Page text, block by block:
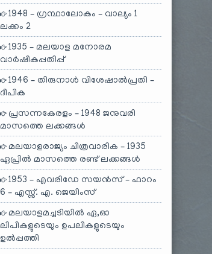
1948 – ഗ്രന്ഥാലോകം – വാല്യം 1
ലക്കം 2
1935 – മലയാള മനോരമ
വാർഷികപ്പതിപ്പ്
1946 – തിരുനാൾ വിശേഷാൽപ്രതി –
ദീപിക
പ്രസന്നകേരളം – 1948 ജനുവരി
മാസത്തെ ലക്കങ്ങൾ
മലയാളരാജ്യം ചിത്രവാരിക – 1935
ഏപ്രിൽ മാസത്തെ രണ്ട് ലക്കങ്ങൾ
1953 – എവരിഡേ സയൻസ് – ഫാറം
6 – എസ്സ്. എ. ജെയിംസ്
മലയാളമച്ചടിയിൽ ഏ,ഓ
ലിപികളുടെയും ഉപലികളുടെയും
ഉൽപ്പത്തി